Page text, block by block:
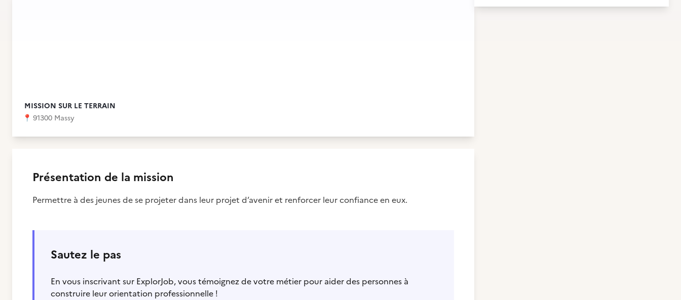
MISSION SUR LE TERRAIN
📍 91300 Massy
Présentation de la mission
Permettre à des jeunes de se projeter dans leur projet d’avenir et renforcer leur confiance en eux.
Sautez le pas
En vous inscrivant sur ExplorJob, vous témoignez de votre métier pour aider des personnes à
construire leur orientation professionnelle !